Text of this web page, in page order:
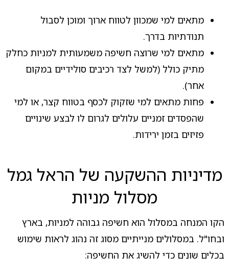
מתאים למי שמכוון לטווח ארוך ומוכן לסבול
תנודתיות בדרך.
מתאים למי שרוצה חשיפה משמעותית למניות כחלק
מתיק כולל (למשל לצד רכיבים סולידיים במקום
אחר).
פחות מתאים למי שזקוק לכסף בטווח קצר, או למי
שהפסדים זמניים עלולים לגרום לו לבצע שינויים
פזיזים בזמן ירידות.
מדיניות ההשקעה של הראל גמל
מסלול מניות
הקו המנחה במסלול הוא חשיפה גבוהה למניות, בארץ
ובחו"ל. במסלולים מנייתיים מסוג זה נהוג לראות שימוש
בכלים שונים כדי להשיג את החשיפה: